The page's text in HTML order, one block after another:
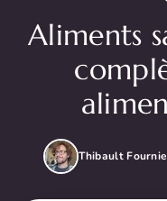
Aliments
Thibault